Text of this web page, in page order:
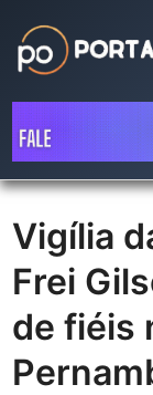
content
Vigília
Frei
de fiéis